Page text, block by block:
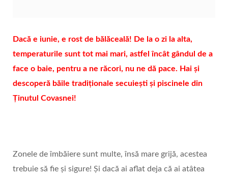
Dacă e iunie, e rost de bălăceală! De la o zi la alta,
temperaturile sunt tot mai mari, astfel încât gândul de a
face o baie, pentru a ne răcori, nu ne dă pace. Hai și
descoperă băile tradiționale secuiești și piscinele din
Ținutul Covasnei!
Zonele de îmbăiere sunt multe, însă mare grijă, acestea
trebuie să fie și sigure! Și dacă ai aflat deja că ai atâtea